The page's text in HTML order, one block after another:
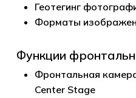
Геотегинг
Форматы
Функции
Фронтальная
Center Stage